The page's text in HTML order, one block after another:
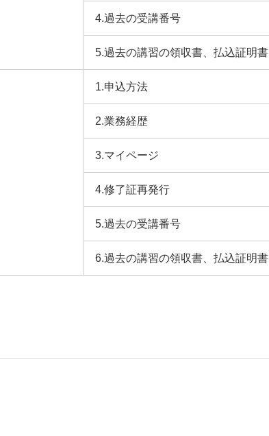
4.過去の受講番号
5.過去の講習の領収書、払込証明書
1.申込方法
2.業務経歴
3.マイページ
4.修了証再発行
5.過去の受講番号
6.過去の講習の領収書、払込証明書